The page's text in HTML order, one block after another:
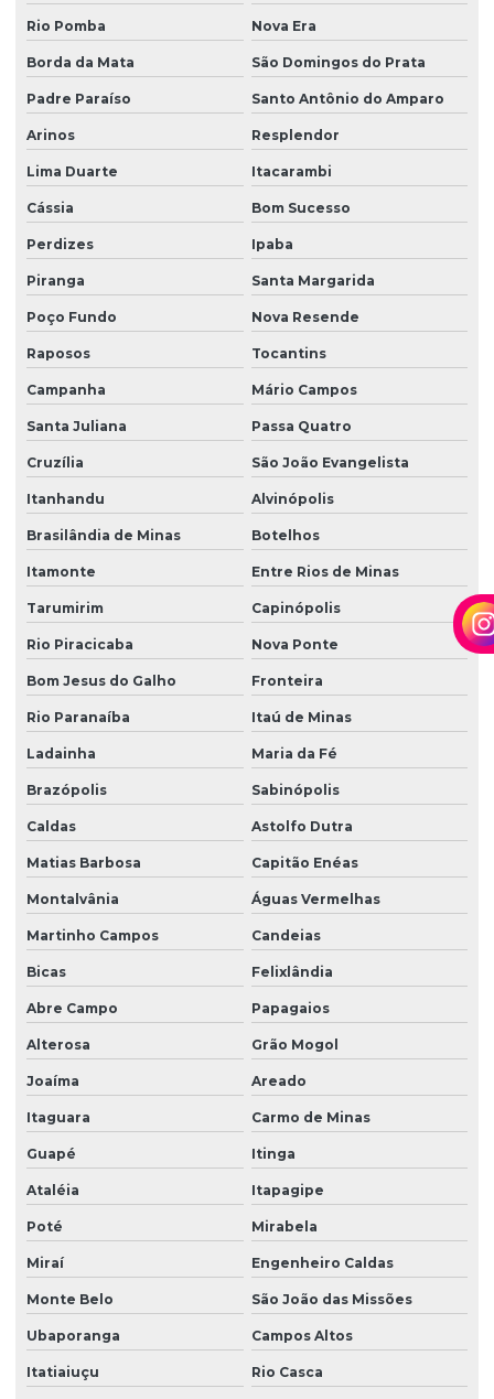
Rio Pomba Nova Era
Borda da Mata São Domingos do Prata
Padre Paraíso Santo Antônio do Amparo
Arinos Resplendor
Lima Duarte Itacarambi
Cássia Bom Sucesso
Perdizes Ipaba
Piranga Santa Margarida
Poço Fundo Nova Resende
Raposos Tocantins
Campanha Mário Campos
Santa Juliana Passa Quatro
Cruzília São João Evangelista
Itanhandu Alvinópolis
Brasilândia de Minas Botelhos
Itamonte Entre Rios de Minas
Tarumirim Capinópolis
Rio Piracicaba Nova Ponte
Bom Jesus do Galho Fronteira
Rio Paranaíba Itaú de Minas
Ladainha Maria da Fé
Brazópolis Sabinópolis
Caldas Astolfo Dutra
Matias Barbosa Capitão Enéas
Montalvânia Águas Vermelhas
Martinho Campos Candeias
Bicas Felixlândia
Abre Campo Papagaios
Alterosa Grão Mogol
Joaíma Areado
Itaguara Carmo de Minas
Guapé Itinga
Ataléia Itapagipe
Poté Mirabela
Miraí Engenheiro Caldas
Monte Belo São João das Missões
Ubaporanga Campos Altos
Itatiaiuçu Rio Casca